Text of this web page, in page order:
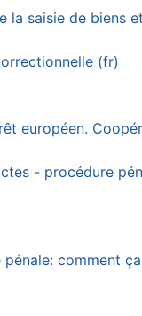
la saisie de biens
(fr)
européen.
- procédure
pénale: comment